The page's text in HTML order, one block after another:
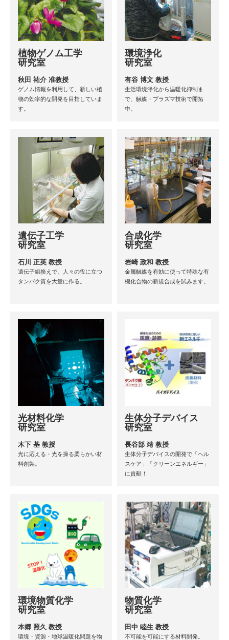
植物ゲノム工学
研究室
秋田 祐介 准教授
ゲノム情報を利用して、新しい植
物の効率的な開発を目指していま
す。
環境浄化
研究室
有谷 博文 教授
生活環境浄化から温暖化抑制ま
で、触媒・プラズマ技術で開拓
中。
遺伝子工学
研究室
石川 正英 教授
遺伝子組換えで、人々の役に立つ
タンパク質を大量に作る。
合成化学
研究室
岩崎 政和 教授
金属触媒を有効に使って特殊な有
機化合物の新規合成を試みます。
光材料化学
研究室
木下 基 教授
光に応える・光を操る柔らかい材
料創製。
生体分子デバイス
研究室
長谷部 靖 教授
生体分子デバイスの開発で「ヘル
スケア」「クリーンエネルギー」
に貢献！
環境物質化学
研究室
本郷 照久 教授
環境・資源・地球温暖化問題を物
物質化学
研究室
田中 睦生 教授
不可能を可能にする材料開発。